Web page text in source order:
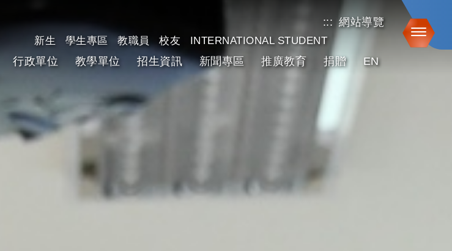
::: 網站導覽
新生 學生專區 教職員 校友 INTERNATIONAL STUDENT
行政單位 教學單位 招生資訊 新聞專區 推廣教育 捐贈 EN
跳到主要內容